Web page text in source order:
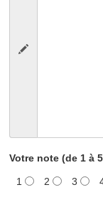
Votre note (de 1 à
1 2 3